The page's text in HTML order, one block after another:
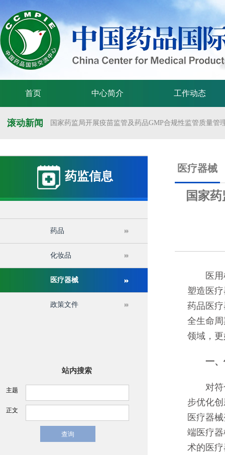
首页 中心简介 工作动态
滚动新闻 国家药监局开展疫苗监管及药品GMP合规性监管质量管
国家药监局药审中心关于发布《预防用mRNA疫苗临床
国家药监局药审中心关于发布《关于开发适宜药品包装
国家药监局 国家卫生健康委 国家中医药局 国家疾控局
关于举办第十六届中国医疗器械监督管理国际会议的通
药监信息
药品
化妆品
医疗器械
政策文件
站内搜索
主题
正文
医疗器械
国家
医用机
塑造医
药品医
全生命
领域，
一、
对符合
步优化
医疗器
端医疗
术的医